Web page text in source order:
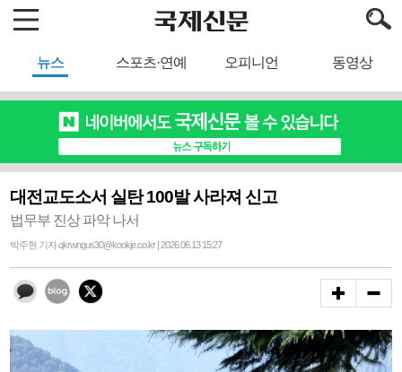
뉴스 스포츠·연예 오피니언 동영상
대전교도소서 실탄 100발 사라져 신고
법무부 진상 파악 나서
박주현 기자 qkrwngus30@kookje.co.kr | 2026.06.13 15:27